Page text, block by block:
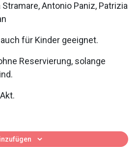
Stramare, Antonio Paniz, Patrizia
für Kinder geeignet.
Reservierung, solange